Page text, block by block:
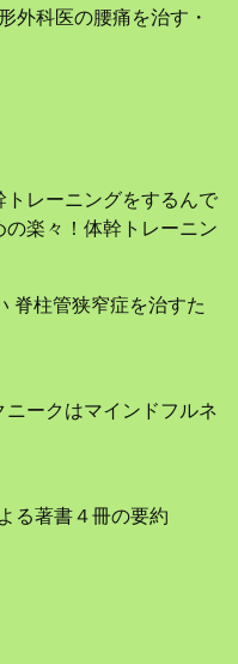
外科医の腰痛を治す・
トレーニングをするんで
楽々！体幹トレーニン
脊柱管狭窄症を治すた
ークはマインドフルネ
る著書４冊の要約